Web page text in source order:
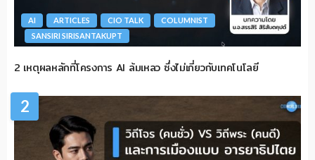
AI ARTICLES CIO TALK
COLUMNIST
SANSIRI SIRISANTAKUPT
2 เหตุผลหลักที่โครงการ AI ล้มเหลว ซึ่งไม่เกี่ยวกับเทคโนโลยี
2